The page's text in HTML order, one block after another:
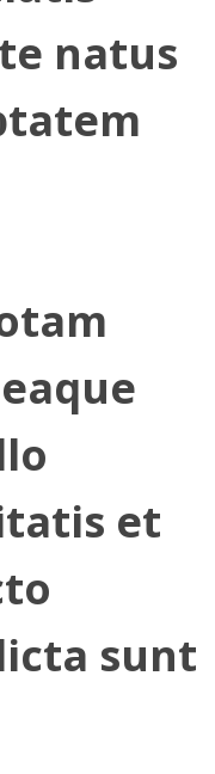
natus
et
sunt